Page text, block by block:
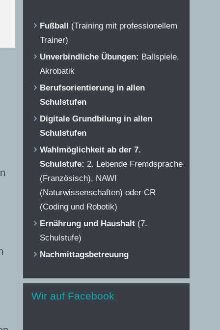
Fußball (Training mit professionellem
Trainer)
Unverbindliche Übungen: Ballspiele,
Akrobatik
Berufsorientierung in allen
Schulstufen
Digitale Grundbilung in allen
Schulstufen
Wahlmöglichkeit ab der 7.
Schulstufe: 2. Lebende Fremdsprache
(Französisch), NAWI
(Naturwissenschaften) oder CR
(Coding und Robotik)
Ernährung und Haushalt (7.
Schulstufe)
Nachmittagsbetreuung
Wir auf Facebook